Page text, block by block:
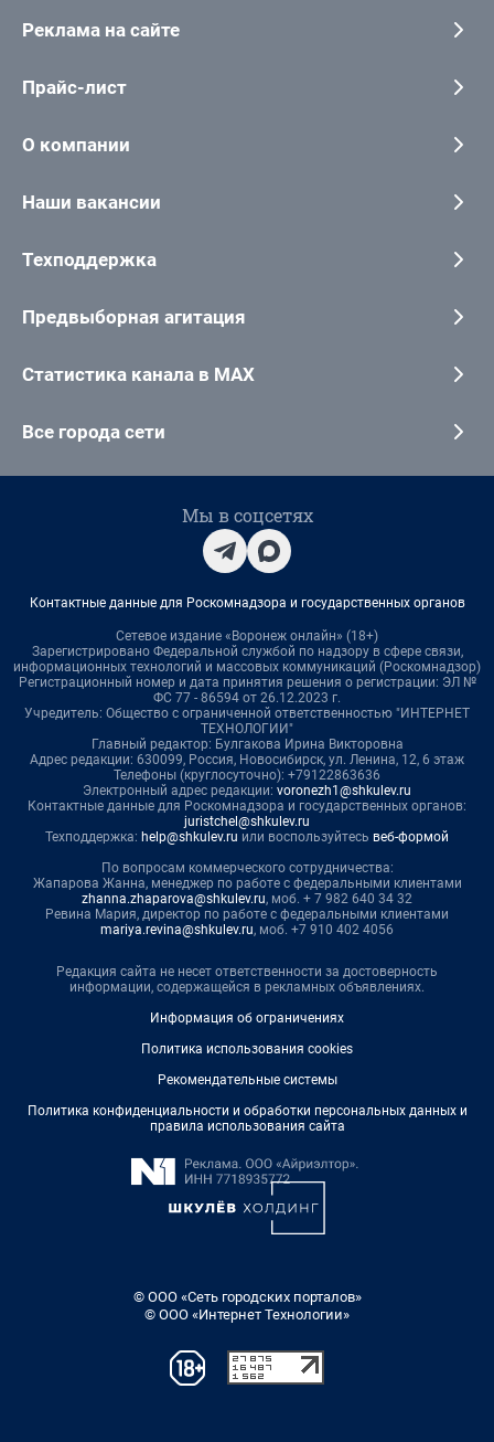
Реклама на сайте
Прайс-лист
О компании
Наши вакансии
Техподдержка
Предвыборная агитация
Статистика канала в MAX
Все города сети
Мы в соцсетях
Контактные данные для Роскомнадзора и государственных органов
Сетевое издание «Воронеж онлайн» (18+)
Зарегистрировано Федеральной службой по надзору в сфере связи,
информационных технологий и массовых коммуникаций (Роскомнадзор)
Регистрационный номер и дата принятия решения о регистрации: ЭЛ №
ФС 77 - 86594 от 26.12.2023 г.
Учредитель: Общество с ограниченной ответственностью "ИНТЕРНЕТ
ТЕХНОЛОГИИ"
Главный редактор: Булгакова Ирина Викторовна
Адрес редакции: 630099, Россия, Новосибирск, ул. Ленина, 12, 6 этаж
Телефоны (круглосуточно): +79122863636
Электронный адрес редакции: voronezh1@shkulev.ru
Контактные данные для Роскомнадзора и государственных органов:
juristchel@shkulev.ru
Техподдержка: help@shkulev.ru или воспользуйтесь веб-формой
По вопросам коммерческого сотрудничества:
Жапарова Жанна, менеджер по работе с федеральными клиентами
zhanna.zhaparova@shkulev.ru, моб. + 7 982 640 34 32
Ревина Мария, директор по работе с федеральными клиентами
mariya.revina@shkulev.ru, моб. +7 910 402 4056
Редакция сайта не несет ответственности за достоверность
информации, содержащейся в рекламных объявлениях.
Информация об ограничениях
Политика использования cookies
Рекомендательные системы
Политика конфиденциальности и обработки персональных данных и
правила использования сайта
© ООО «Сеть городских порталов»
© ООО «Интернет Технологии»